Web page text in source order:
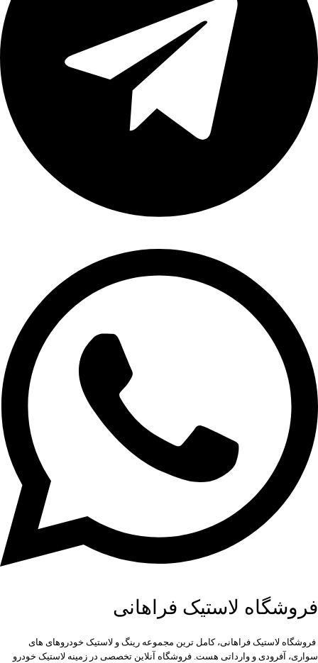
فروشگاه لاستیک فراهانی
فروشگاه لاستیک فراهانی، کامل ترین مجموعه رینگ و لاستیک خودروهای های
سواری، آفرودی و وارداتی هست. فروشگاه آنلاین تخصصی در زمینه لاستیک خودرو